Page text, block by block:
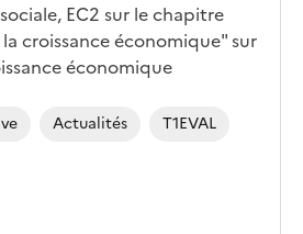
EC2 sur le chapitre
croissance économique" sur
économique
Actualités
T1EVAL